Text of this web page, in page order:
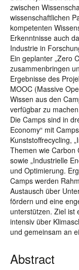
zwischen
wissenschaftlichen
kompetenten
Erkenntnisse auch
Industrie in
Ein geplanter „Zero
zusammenbringen
Ergebnisse des
MOOC (Massive
Wissen aus den
verfügbar zu
Die Camps sind in
Economy“ mit
Kunststoffrecycling,
Themen wie Carbon
sowie „Industrielle
und Optimierung.
Camps werden
Austausch über
fördern und eine
unterstützen. Ziel ist
intensiv über
und gemeinsam an
Abstract